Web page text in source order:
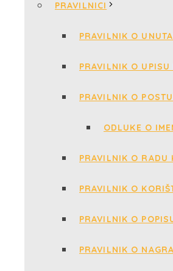
PRAVILNICI
PRAVILNIK O
PRAVILNIK O
PRAVILNIK O
ODLUKE O
PRAVILNIK O RADU
PRAVILNIK O
PRAVILNIK O
PRAVILNIK O